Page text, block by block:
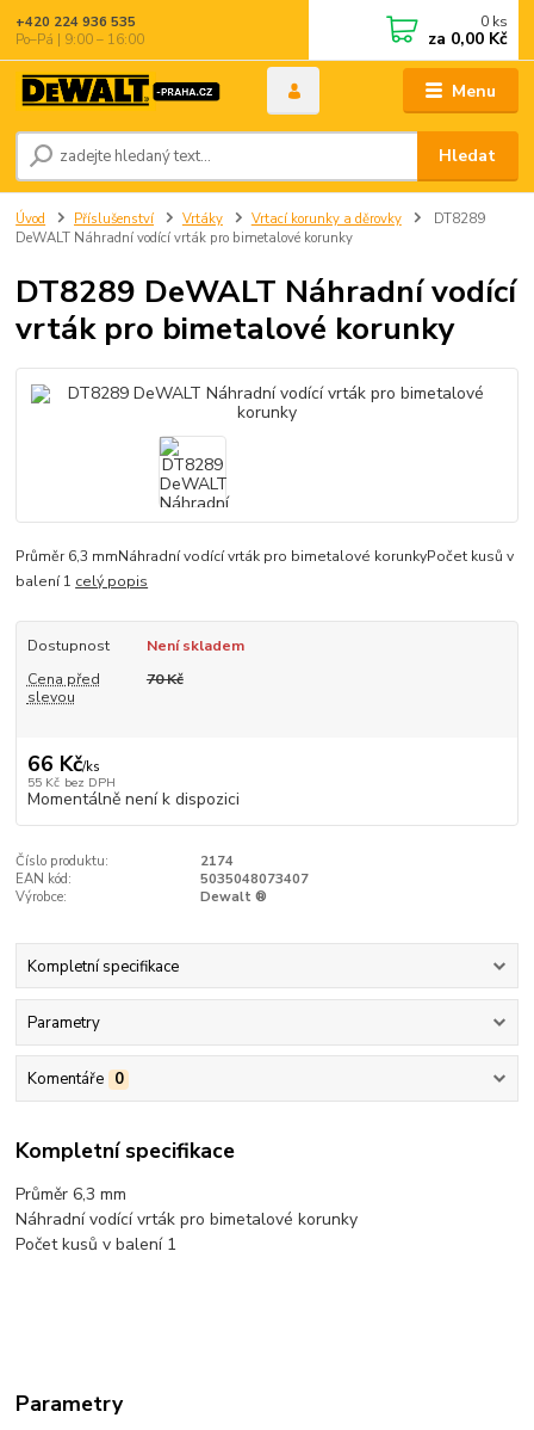
Menu
Hledat
+420 224 936 535
Po–Pá | 9:00 – 16:00
0 ks
za 0,00 Kč
Úvod Příslušenství Vrtáky Vrtací korunky a děrovky
DT8289
DeWALT Náhradní vodící vrták pro bimetalové korunky
DT8289 DeWALT Náhradní vodící
vrták pro bimetalové korunky
Průměr 6,3 mmNáhradní vodící vrták pro bimetalové korunkyPočet kusů v
balení 1 celý popis
Dostupnost
Není skladem
Cena před
slevou
70 Kč
66 Kč/ks
55 Kč bez DPH
Momentálně není k dispozici
Číslo produktu:
2174
EAN kód:
5035048073407
Výrobce:
Dewalt ®
Kompletní specifikace
Parametry
Komentáře 0
Kompletní specifikace
Průměr 6,3 mm
Náhradní vodící vrták pro bimetalové korunky
Počet kusů v balení 1
Parametry